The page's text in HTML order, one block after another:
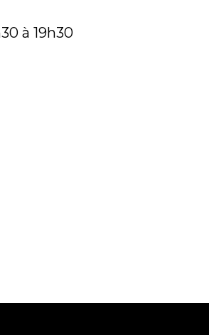
à 19h30